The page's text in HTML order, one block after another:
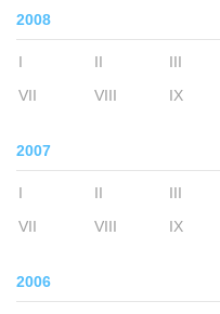
2008
I II III
VII
VIII IX
2007
I II III
VII
VIII IX
2006